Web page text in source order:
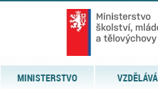
MINISTERSTVO